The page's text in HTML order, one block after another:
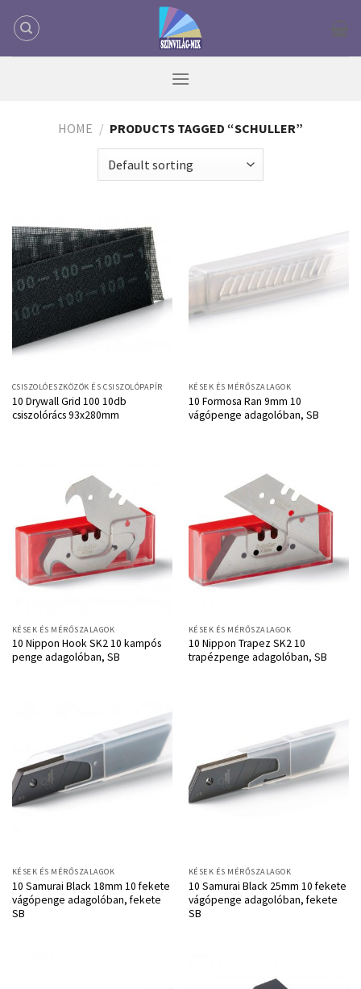
HOME / PRODUCTS TAGGED “SCHULLER”
CSISZOLÓESZKÖZÖK ÉS CSISZOLÓPAPÍR
10 Drywall Grid 100 10db
csiszolórács 93x280mm
KÉSEK ÉS MÉRŐSZALAGOK
10 Formosa Ran 9mm 10
vágópenge adagolóban, SB
KÉSEK ÉS MÉRŐSZALAGOK
10 Nippon Hook SK2 10 kampós
penge adagolóban, SB
KÉSEK ÉS MÉRŐSZALAGOK
10 Nippon Trapez SK2 10
trapézpenge adagolóban, SB
KÉSEK ÉS MÉRŐSZALAGOK
10 Samurai Black 18mm 10 fekete
vágópenge adagolóban, fekete
SB
KÉSEK ÉS MÉRŐSZALAGOK
10 Samurai Black 25mm 10 fekete
vágópenge adagolóban, fekete
SB